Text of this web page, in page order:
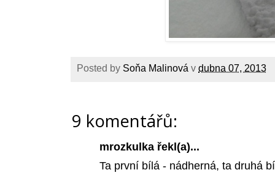
Posted by Soňa Malinová v dubna 07, 2013
9 komentářů:
mrozkulka řekl(a)...
Ta první bílá - nádherná, ta druhá